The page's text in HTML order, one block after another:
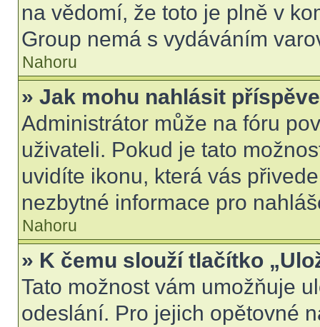
na vědomí, že toto je plně v
Group nemá s vydáváním
Nahoru
» Jak mohu nahlásit
Administrátor může na fóru
uživateli. Pokud je tato
uvidíte ikonu, která vás
nezbytné informace pro
Nahoru
» K čemu slouží tlačítko
Tato možnost vám umožňuje
odeslání. Pro jejich opětovné